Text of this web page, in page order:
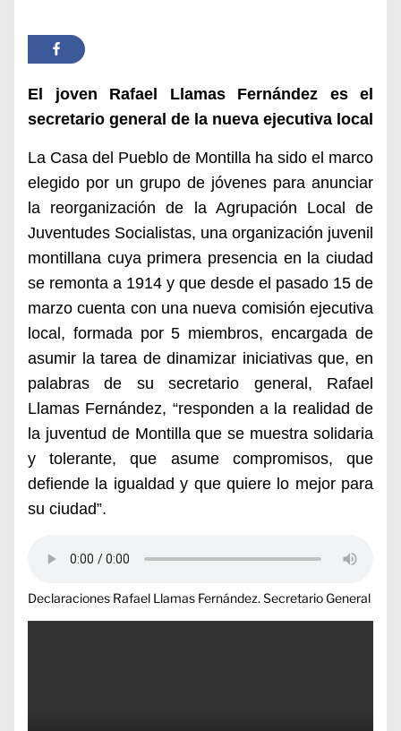
El joven Rafael Llamas Fernández es el
secretario general de la nueva ejecutiva local
La Casa del Pueblo de Montilla ha sido el marco
elegido por un grupo de jóvenes para anunciar
la reorganización de la Agrupación Local de
Juventudes Socialistas, una organización juvenil
montillana cuya primera presencia en la ciudad
se remonta a 1914 y que desde el pasado 15 de
marzo cuenta con una nueva comisión ejecutiva
local, formada por 5 miembros, encargada de
asumir la tarea de dinamizar iniciativas que, en
palabras de su secretario general, Rafael
Llamas Fernández, “responden a la realidad de
la juventud de Montilla que se muestra solidaria
y tolerante, que asume compromisos, que
defiende la igualdad y que quiere lo mejor para
su ciudad”.
Declaraciones Rafael Llamas Fernández. Secretario General